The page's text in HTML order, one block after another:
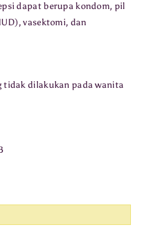
dapat berupa kondom, pil
vasektomi, dan
tidak dilakukan pada wanita